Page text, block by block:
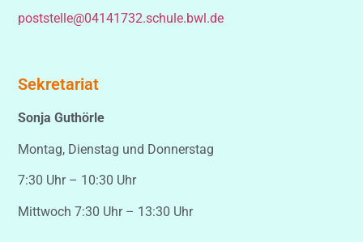
poststelle@04141732.schule.bwl.de
Sekretariat
Sonja Guthörle
Montag, Dienstag und Donnerstag
7:30 Uhr – 10:30 Uhr
Mittwoch 7:30 Uhr – 13:30 Uhr